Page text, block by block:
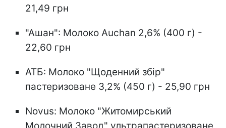
21,49 грн
"Ашан": Молоко Auchan 2,6% (400 г) -
22,60 грн
АТБ: Молоко "Щоденний збір"
пастеризоване 3,2% (450 г) - 25,90 грн
Novus: Молоко "Житомирський
Молочний Завод" ультрапастеризоване